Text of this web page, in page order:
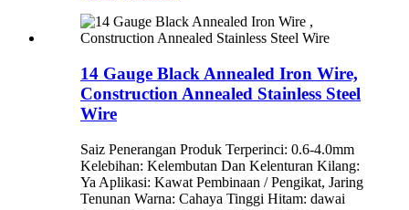
14 Gauge Black Annealed Iron Wire,
Construction Annealed Stainless Steel
Wire
Saiz Penerangan Produk Terperinci: 0.6-4.0mm
Kelebihan: Kelembutan Dan Kelenturan Kilang:
Ya Aplikasi: Kawat Pembinaan / Pengikat, Jaring
Tenunan Warna: Cahaya Tinggi Hitam: dawai